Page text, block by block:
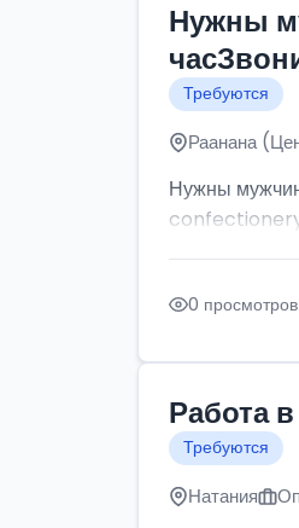
Нужны
Требуются
Раанана
Нужны
0 просмотров
Работа
Требуются
Натания